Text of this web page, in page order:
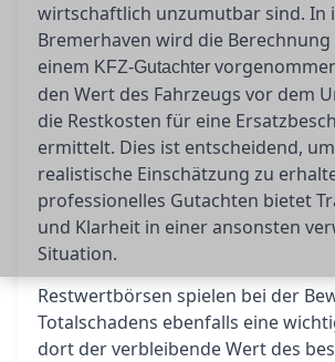
wirtschaftlich unzumutbar sind. In
Bremerhaven wird die
einem KFZ-Gutachter
den Wert des Fahrzeugs vor dem
die Restkosten für eine
ermittelt. Dies ist entscheidend,
realistische Einschätzung zu
professionelles Gutachten bietet
und Klarheit in einer ansonsten
Situation.
Restwertbörsen spielen bei der
Totalschadens ebenfalls eine
dort der verbleibende Wert des